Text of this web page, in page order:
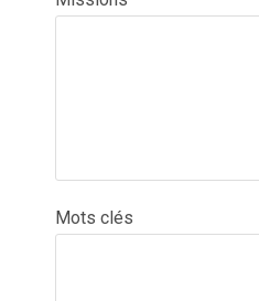
Mots clés